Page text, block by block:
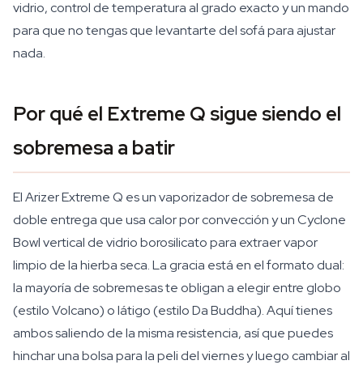
vidrio, control de temperatura al grado exacto y un mando
para que no tengas que levantarte del sofá para ajustar
nada.
Por qué el Extreme Q sigue siendo el
sobremesa a batir
El Arizer Extreme Q es un vaporizador de sobremesa de
doble entrega que usa calor por convección y un Cyclone
Bowl vertical de vidrio borosilicato para extraer vapor
limpio de la hierba seca. La gracia está en el formato dual:
la mayoría de sobremesas te obligan a elegir entre globo
(estilo Volcano) o látigo (estilo Da Buddha). Aquí tienes
ambos saliendo de la misma resistencia, así que puedes
hinchar una bolsa para la peli del viernes y luego cambiar al